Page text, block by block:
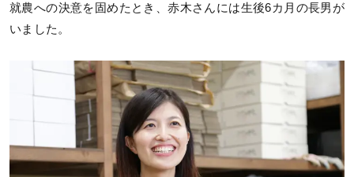
就農への決意を固めたとき、赤木さんには生後6カ月の長男が
いました。